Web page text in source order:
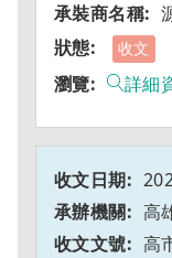
收文
詳細
高
高